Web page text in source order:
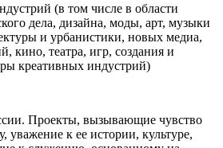
(в том числе в области
дела, дизайна, моды, арт, музыки
и урбанистики, новых медиа,
кино, театра, игр, создания и
креативных индустрий)
Проекты, вызывающие чувство
уважение к ее истории, культуре,